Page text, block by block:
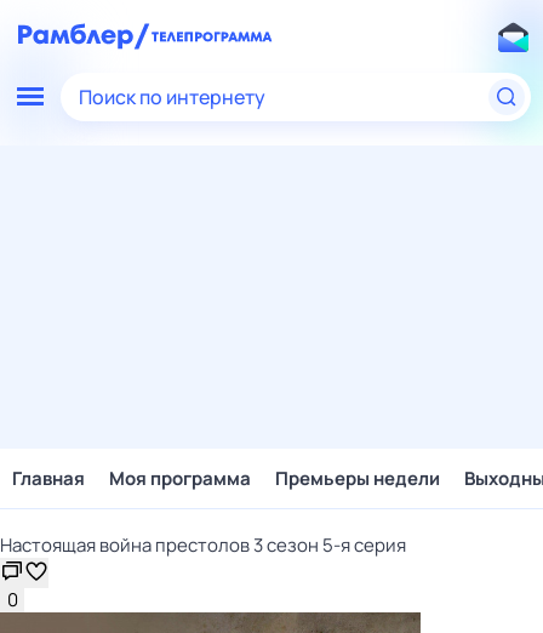
Поиск по интернету
Главная Моя программа Премьеры недели
Настоящая война престолов 3 сезон 5-я серия
0